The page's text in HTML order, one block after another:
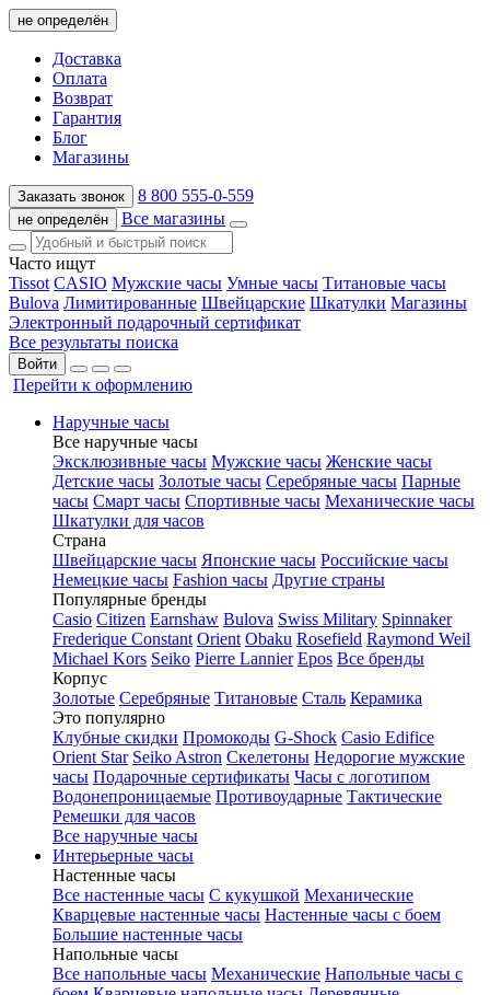
не определён
Доставка
Оплата
Возврат
Гарантия
Блог
Магазины
Заказать звонок 8 800 555-0-559
не определён Все магазины
Часто ищут
Tissot CASIO Мужские часы Умные часы Титановые часы
Bulova Лимитированные Швейцарские Шкатулки Магазины
Электронный подарочный сертификат
Все результаты поиска
Войти
Перейти к оформлению
Наручные часы
Все наручные часы
Эксклюзивные часы Мужские часы Женские часы
Детские часы Золотые часы Серебряные часы Парные
часы Смарт часы Спортивные часы Механические часы
Шкатулки для часов
Страна
Швейцарские часы Японские часы Российские часы
Немецкие часы Fashion часы Другие страны
Популярные бренды
Casio Citizen Earnshaw Bulova Swiss Military Spinnaker
Frederique Constant Orient Obaku Rosefield Raymond Weil
Michael Kors Seiko Pierre Lannier Epos Все бренды
Корпус
Золотые Серебряные Титановые Сталь Керамика
Это популярно
Клубные скидки Промокоды G-Shock Casio Edifice
Orient Star Seiko Astron Скелетоны Недорогие мужские
часы Подарочные сертификаты Часы с логотипом
Водонепроницаемые Противоударные Тактические
Ремешки для часов
Все наручные часы
Интерьерные часы
Настенные часы
Все настенные часы С кукушкой Механические
Кварцевые настенные часы Настенные часы с боем
Большие настенные часы
Напольные часы
Все напольные часы Механические Напольные часы с